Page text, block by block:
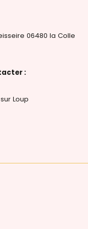
06480 la Colle
:
Loup